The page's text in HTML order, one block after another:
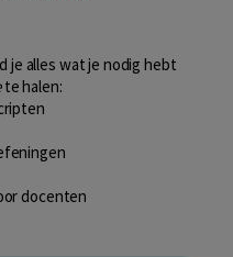
je alles wat je nodig hebt
te halen:
docenten